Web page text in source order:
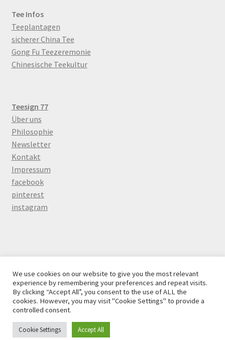
Tee Infos
Teeplantagen
sicherer China Tee
Gong Fu Teezeremonie
Chinesische Teekultur
Teesign 77
Über uns
Philosophie
Newsletter
Kontakt
Impressum
facebook
pinterest
instagram
© Teesign 77 beschäftigt sich mit chinesicher Tee Einzel-
und Großhandel in Berlin 2026
Daten Schutz
Erstellt mit WooCommerce.
We use cookies on our website to give you the most relevant
experience by remembering your preferences and repeat visits.
By clicking “Accept All”, you consent to the use of ALL the
cookies. However, you may visit "Cookie Settings" to provide a
controlled consent.
Cookie Settings Accept All